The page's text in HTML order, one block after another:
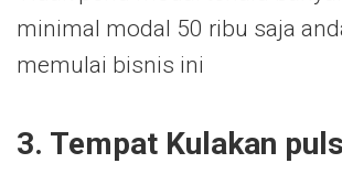
minimal modal 50 ribu saja
memulai bisnis ini
3. Tempat Kulakan